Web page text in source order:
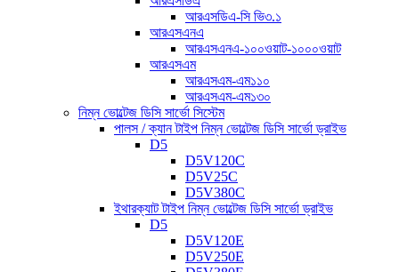
আরএসডিএ-সি ভি৩.১
আরএসএনএ
আরএসএনএ-১০০ওয়াট-১০০০ওয়াট
আরএসএম
আরএসএম-এম১১০
আরএসএম-এম১৩০
নিম্ন ভোল্টেজ ডিসি সার্ভো সিস্টেম
পালস / ক্যান টাইপ নিম্ন ভোল্টেজ ডিসি সার্ভো ড্রাইভ
D5
D5V120C
D5V25C
D5V380C
ইথারক্যাট টাইপ নিম্ন ভোল্টেজ ডিসি সার্ভো ড্রাইভ
D5
D5V120E
D5V250E